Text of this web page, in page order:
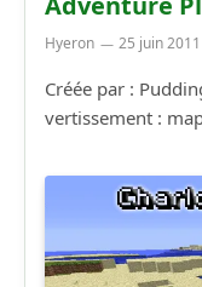
Hyeron 25 juin 2011
Créée par :
vertissement :